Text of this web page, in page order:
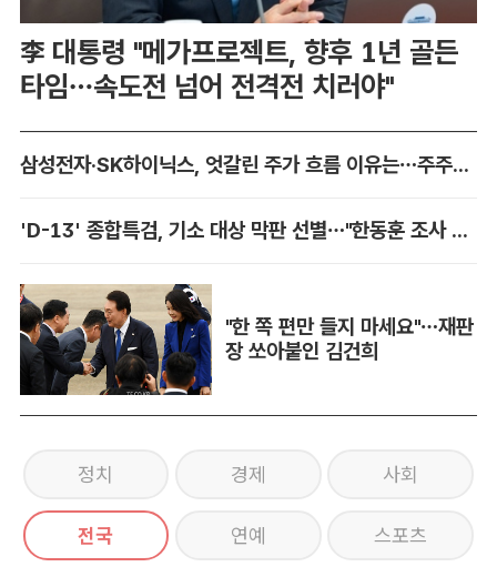
李 대통령 "메가프로젝트, 향후 1년 골든
타임…속도전 넘어 전격전 치러야"
삼성전자·SK하이닉스, 엇갈린 주가 흐름 이유는…주주환원 '온도차'
'D-13' 종합특검, 기소 대상 막판 선별…"한동훈 조사 미지수·원희룡 고심"
"한 쪽 편만 들지 마세요"…재판
장 쏘아붙인 김건희
정치 경제 사회
전국 연예 스포츠